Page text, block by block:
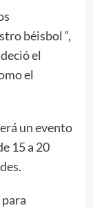
béisbol “,
el
el
un evento
15 a 20